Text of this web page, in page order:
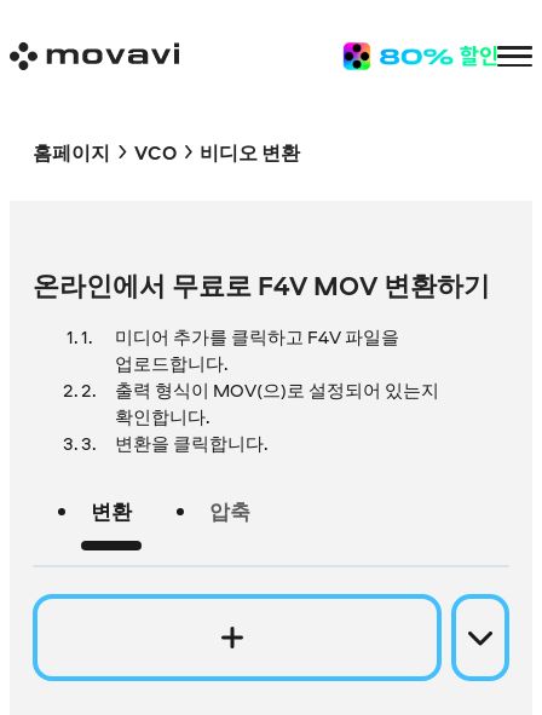
홈페이지 VCO 비디오 변환
온라인에서 무료로 F4V MOV 변환하기
미디어 추가를 클릭하고 F4V 파일을
업로드합니다.
출력 형식이 MOV(으)로 설정되어 있는지
확인합니다.
변환을 클릭합니다.
변환 압축